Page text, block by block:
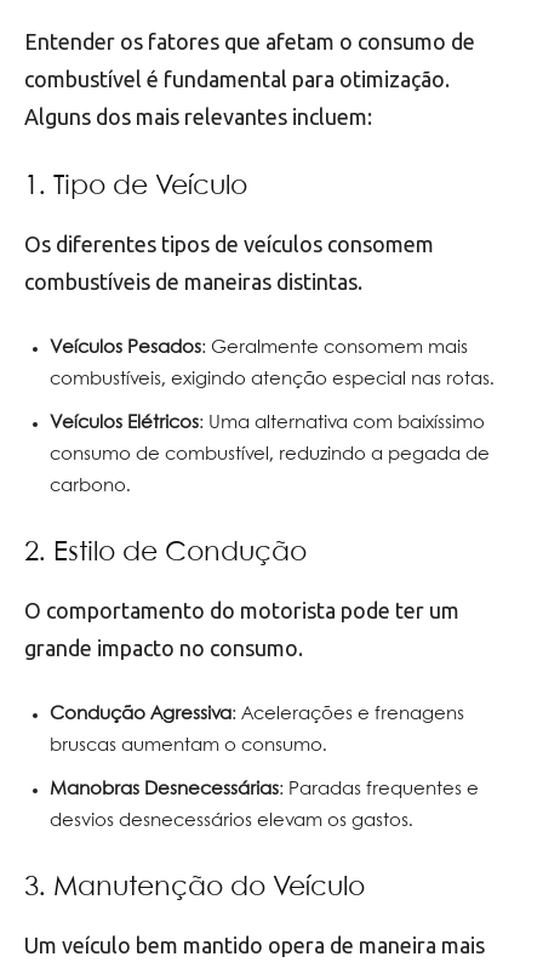
Entender os fatores que afetam o consumo de
combustível é fundamental para otimização.
Alguns dos mais relevantes incluem:
1. Tipo de Veículo
Os diferentes tipos de veículos consomem
combustíveis de maneiras distintas.
Veículos Pesados: Geralmente consomem mais
combustíveis, exigindo atenção especial nas rotas.
Veículos Elétricos: Uma alternativa com baixíssimo
consumo de combustível, reduzindo a pegada de
carbono.
2. Estilo de Condução
O comportamento do motorista pode ter um
grande impacto no consumo.
Condução Agressiva: Acelerações e frenagens
bruscas aumentam o consumo.
Manobras Desnecessárias: Paradas frequentes e
desvios desnecessários elevam os gastos.
3. Manutenção do Veículo
Um veículo bem mantido opera de maneira mais